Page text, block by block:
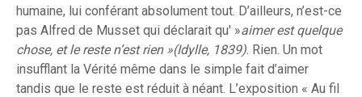
humaine, lui conférant absolument tout. D’ailleurs, n’est-ce
pas Alfred de Musset qui déclarait qu' »aimer est quelque
chose, et le reste n’est rien »(Idylle, 1839). Rien. Un mot
insufflant la Vérité même dans le simple fait d’aimer
tandis que le reste est réduit à néant. L’exposition « Au fil